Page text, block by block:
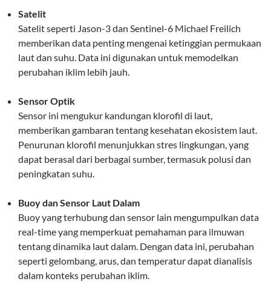
Satelit
Satelit seperti Jason-3 dan Sentinel-6 Michael Freilich
memberikan data penting mengenai ketinggian permukaan
laut dan suhu. Data ini digunakan untuk memodelkan
perubahan iklim lebih jauh.
Sensor Optik
Sensor ini mengukur kandungan klorofil di laut,
memberikan gambaran tentang kesehatan ekosistem laut.
Penurunan klorofil menunjukkan stres lingkungan, yang
dapat berasal dari berbagai sumber, termasuk polusi dan
peningkatan suhu.
Buoy dan Sensor Laut Dalam
Buoy yang terhubung dan sensor lain mengumpulkan data
real-time yang memperkuat pemahaman para ilmuwan
tentang dinamika laut dalam. Dengan data ini, perubahan
seperti gelombang, arus, dan temperatur dapat dianalisis
dalam konteks perubahan iklim.